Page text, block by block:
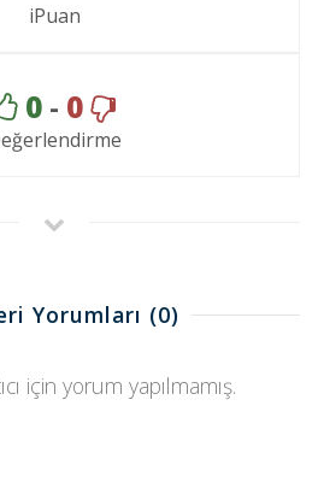
iPuan
0 - 0
Yorumları (0)
için yorum yapılmamış.